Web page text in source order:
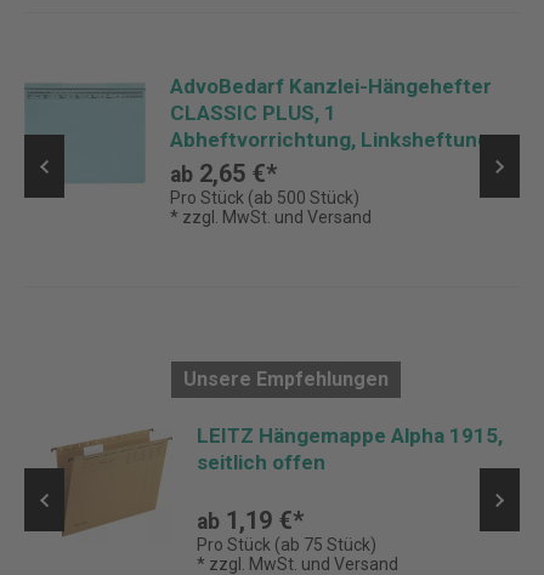
AdvoBedarf Kanzlei-Hängehefter
CLASSIC PLUS, 1
Abheftvorrichtung, Linksheftung, 1
Tasche
ab 2,65 €*
Pro Stück (ab 500 Stück)
* zzgl. MwSt. und Versand
Unsere Empfehlungen
LEITZ Hängemappe Alpha 1915,
seitlich offen
ab 1,19 €*
Pro Stück (ab 75 Stück)
* zzgl. MwSt. und Versand